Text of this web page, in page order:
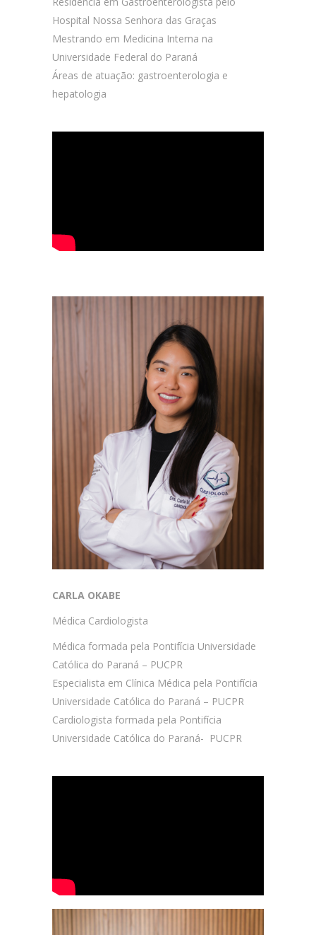
Hospital Nossa Senhora das Graças
Mestrando em Medicina Interna na
Universidade Federal do Paraná
Áreas de atuação: gastroenterologia e
hepatologia
CARLA OKABE
Médica Cardiologista
Médica formada pela Pontifícia Universidade
Católica do Paraná – PUCPR
Especialista em Clínica Médica pela Pontifícia
Universidade Católica do Paraná – PUCPR
Cardiologista formada pela Pontifícia
Universidade Católica do Paraná- PUCPR